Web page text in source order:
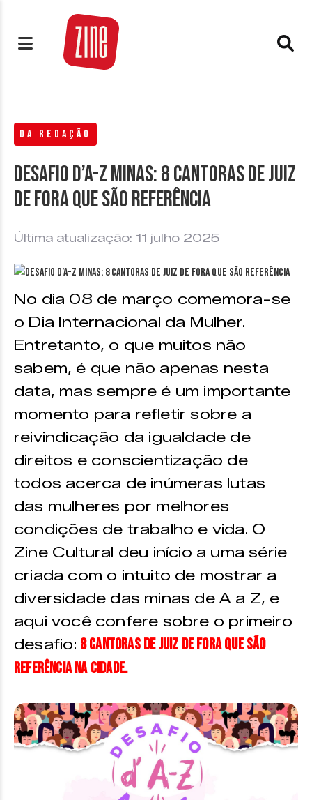
DA REDAÇÃO
Desafio D’A-Z Minas: 8 cantoras de Juiz
de Fora que são referência
Última atualização: 11 julho 2025
No dia 08 de março comemora-se
o Dia Internacional da Mulher.
Entretanto, o que muitos não
sabem, é que não apenas nesta
data, mas sempre é um importante
momento para refletir sobre a
reivindicação da igualdade de
direitos e conscientização de
todos acerca de inúmeras lutas
das mulheres por melhores
condições de trabalho e vida. O
Zine Cultural deu início a uma série
criada com o intuito de mostrar a
diversidade das minas de A a Z, e
aqui você confere sobre o primeiro
desafio: 8cantoras de Juiz de Fora que são
referência na cidade.